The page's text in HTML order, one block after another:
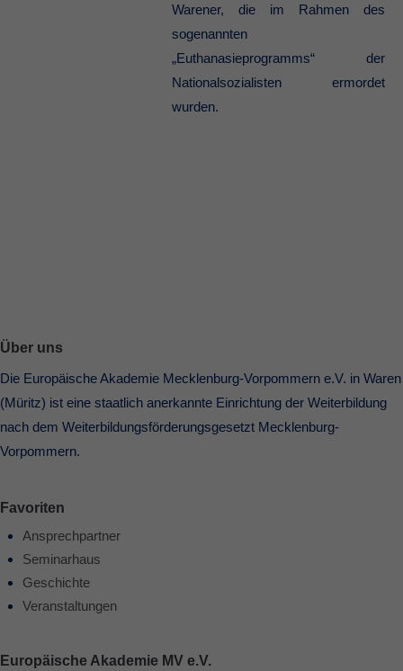
Warener, die im Rahmen des
sogenannten
„Euthanasieprogramms“ der
Nationalsozialisten ermordet
wurden.
Über uns
Die Europäische Akademie Mecklenburg-Vorpommern e.V. in Waren
(Müritz) ist eine staatlich anerkannte Einrichtung der Weiterbildung
nach dem Weiterbildungsförderungsgesetzt Mecklenburg-
Vorpommern.
Favoriten
Ansprechpartner
Seminarhaus
Geschichte
Veranstaltungen
Europäische Akademie MV e.V.